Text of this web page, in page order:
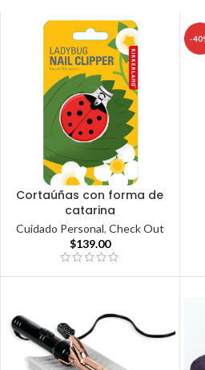
Cortaúñas con forma de
catarina
Cuidado Personal, Check Out
$139.00
-